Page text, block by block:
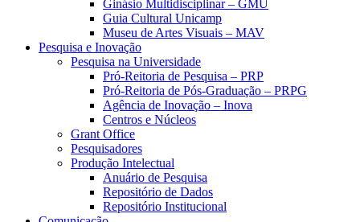
Ginásio Multidisciplinar – GMU
Guia Cultural Unicamp
Museu de Artes Visuais – MAV
Pesquisa e Inovação
Pesquisa na Universidade
Pró-Reitoria de Pesquisa – PRP
Pró-Reitoria de Pós-Graduação – PRPG
Agência de Inovação – Inova
Centros e Núcleos
Grant Office
Pesquisadores
Produção Intelectual
Anuário de Pesquisa
Repositório de Dados
Repositório Institucional